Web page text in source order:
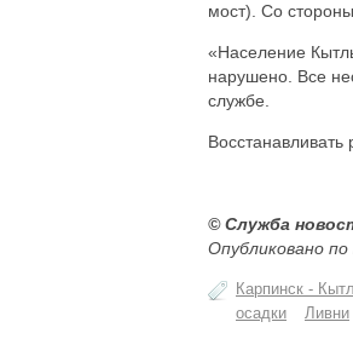
мост). Со
«Население
нарушено. Все
службе.
Восстанавливать
© Служба
Опубликовано
Карпинск -
осадки
Ливни